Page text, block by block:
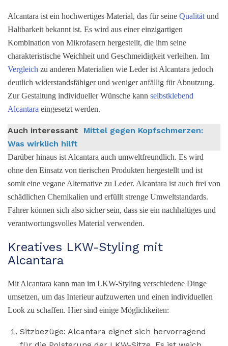
Alcantara ist ein hochwertiges Material, das für seine Qualität und
Haltbarkeit bekannt ist. Es wird aus einer einzigartigen
Kombination von Mikrofasern hergestellt, die ihm seine
charakteristische Weichheit und Geschmeidigkeit verleihen. Im
Vergleich zu anderen Materialien wie Leder ist Alcantara jedoch
deutlich widerstandsfähiger und weniger anfällig für Abnutzung.
Zur Gestaltung individueller Wünsche kann selbstklebend
Alcantara eingesetzt werden.
Auch interessant
Mittel gegen Kopfschmerzen:
Was wirklich hilft
Darüber hinaus ist Alcantara auch umweltfreundlich. Es wird
ohne den Einsatz von tierischen Produkten hergestellt und ist
somit eine vegane Alternative zu Leder. Alcantara ist auch frei von
schädlichen Chemikalien und erfüllt strenge Umweltstandards.
Fahrer können sich also sicher sein, dass sie ein nachhaltiges und
verantwortungsvolles Material verwenden.
Kreatives LKW-Styling mit
Alcantara
Mit Alcantara kann man im LKW-Styling verschiedene Dinge
umsetzen, um das Interieur aufzuwerten und einen individuellen
Look zu schaffen. Hier sind einige Möglichkeiten:
Sitzbezüge: Alcantara eignet sich hervorragend